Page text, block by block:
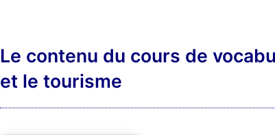
Le contenu du cours de
et le tourisme